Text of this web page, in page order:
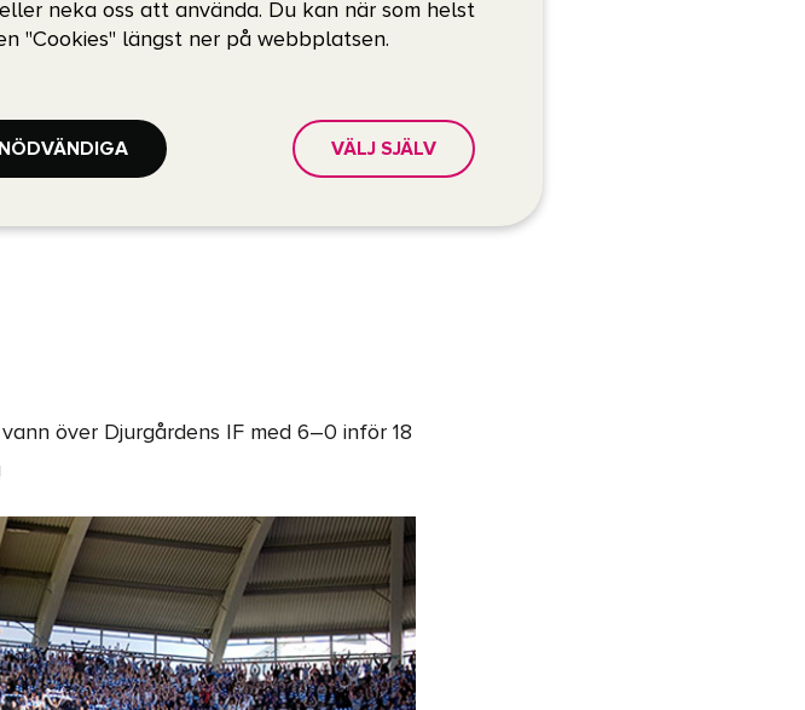
över Djurgårdens IF med 6–0 inför 18
neka oss att använda. Du kan när som helst
"Cookies" längst ner på webbplatsen.
VÄLJ SJÄLV